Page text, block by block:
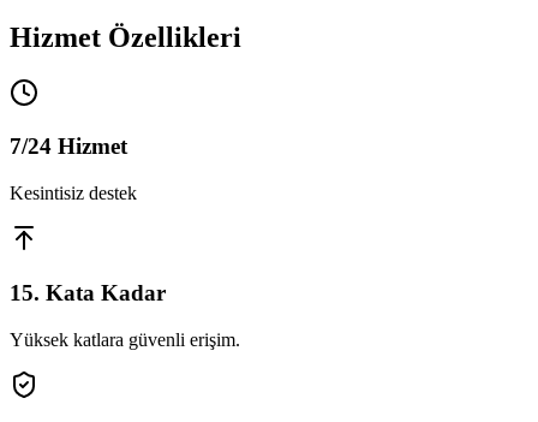
Hizmet Özellikleri
7/24 Hizmet
Kesintisiz destek
15. Kata Kadar
Yüksek katlara güvenli erişim.